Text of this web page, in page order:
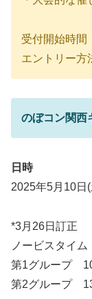
受付開始時
エントリー方
のぼコン関
日時
2025年5月10日
*3月26日訂正
ノービスタイ
第1グループ
第2グループ